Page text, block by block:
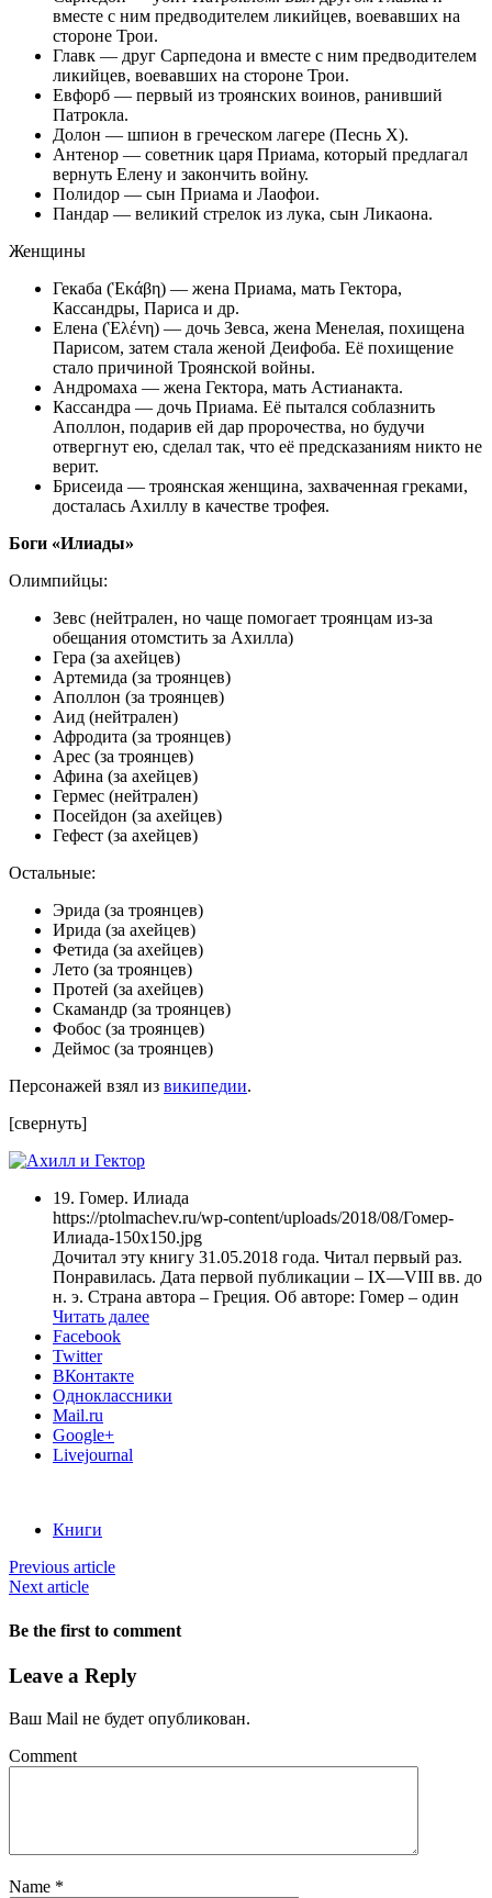
вместе с ним предводителем ликийцев, воевавших на
стороне Трои.
Главк — друг Сарпедона и вместе с ним предводителем
ликийцев, воевавших на стороне Трои.
Евфорб — первый из троянских воинов, ранивший
Патрокла.
Долон — шпион в греческом лагере (Песнь X).
Антенор — советник царя Приама, который предлагал
вернуть Елену и закончить войну.
Полидор — сын Приама и Лаофои.
Пандар — великий стрелок из лука, сын Ликаона.
Женщины
Гекаба (Ἑκάβη) — жена Приама, мать Гектора,
Кассандры, Париса и др.
Елена (Ἑλένη) — дочь Зевса, жена Менелая, похищена
Парисом, затем стала женой Деифоба. Её похищение
стало причиной Троянской войны.
Андромаха — жена Гектора, мать Астианакта.
Кассандра — дочь Приама. Её пытался соблазнить
Аполлон, подарив ей дар пророчества, но будучи
отвергнут ею, сделал так, что её предсказаниям никто не
верит.
Брисеида — троянская женщина, захваченная греками,
досталась Ахиллу в качестве трофея.
Боги «Илиады»
Олимпийцы:
Зевс (нейтрален, но чаще помогает троянцам из-за
обещания отомстить за Ахилла)
Гера (за ахейцев)
Артемида (за троянцев)
Аполлон (за троянцев)
Аид (нейтрален)
Афродита (за троянцев)
Арес (за троянцев)
Афина (за ахейцев)
Гермес (нейтрален)
Посейдон (за ахейцев)
Гефест (за ахейцев)
Остальные:
Эрида (за троянцев)
Ирида (за ахейцев)
Фетида (за ахейцев)
Лето (за троянцев)
Протей (за ахейцев)
Скамандр (за троянцев)
Фобос (за троянцев)
Деймос (за троянцев)
Персонажей взял из википедии.
[свернуть]
19. Гомер. Илиада
https://ptolmachev.ru/wp-content/uploads/2018/08/Гомер-
Илиада-150x150.jpg
Дочитал эту книгу 31.05.2018 года. Читал первый раз.
Понравилась. Дата первой публикации – IX—VIII вв. до
н. э. Страна автора – Греция. Об авторе: Гомер – один
Читать далее
Facebook
Twitter
ВКонтакте
Одноклассники
Mail.ru
Google+
Livejournal
Книги
Previous article
Next article
Be the first to comment
Leave a Reply
Ваш Mail не будет опубликован.
Comment
Name *